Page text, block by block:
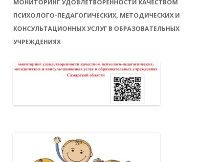
МОНИТОРИНГ УДОВЛЕТВОРЕННОСТИ КАЧЕСТВОМ
ПСИХОЛОГО-ПЕДАГОГИЧЕСКИХ, МЕТОДИЧЕСКИХ И
КОНСУЛЬТАЦИОННЫХ УСЛУГ В ОБРАЗОВАТЕЛЬНЫХ
УЧРЕЖДЕНИЯХ